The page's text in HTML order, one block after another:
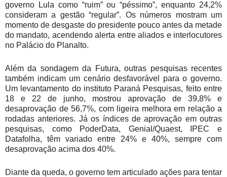
governo Lula como “ruim” ou “péssimo”, enquanto 24,2%
consideram a gestão “regular”. Os números mostram um
momento de desgaste do presidente pouco antes da metade
do mandato, acendendo alerta entre aliados e interlocutores
no Palácio do Planalto.
Além da sondagem da Futura, outras pesquisas recentes
também indicam um cenário desfavorável para o governo.
Um levantamento do instituto Paraná Pesquisas, feito entre
18 e 22 de junho, mostrou aprovação de 39,8% e
desaprovação de 56,7%, com ligeira melhora em relação a
rodadas anteriores. Já os índices de aprovação em outras
pesquisas, como PoderData, Genial/Quaest, IPEC e
Datafolha, têm variado entre 24% e 40%, sempre com
desaprovação acima dos 40%.
Diante da queda, o governo tem articulado ações para tentar